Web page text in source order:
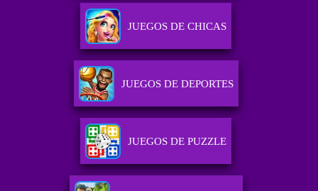
JUEGOS DE CHICAS
JUEGOS DE DEPORTES
JUEGOS DE PUZZLE